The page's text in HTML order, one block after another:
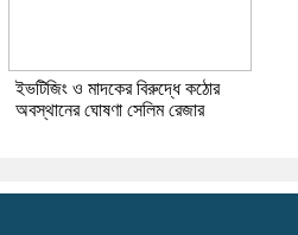
ইভটিজিং ও মাদকের বিরুদ্ধে কঠোর
অবস্থানের ঘোষণা সেলিম রেজার